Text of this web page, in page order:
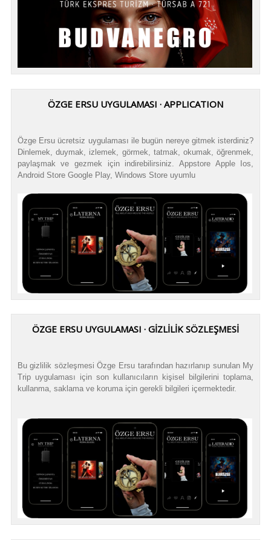
ÖZGE ERSU UYGULAMASI · APPLICATION
Özge Ersu ücretsiz uygulaması ile bugün nereye gitmek isterdiniz?
Dinlemek, duymak, izlemek, görmek, tatmak, okumak, öğrenmek,
paylaşmak ve gezmek için indirebilirsiniz. Appstore Apple Ios,
Android Store Google Play, Windows Store uyumlu
ÖZGE ERSU UYGULAMASI · GİZLİLİK SÖZLEŞMESİ
Bu gizlilik sözleşmesi Özge Ersu tarafından hazırlanıp sunulan My
Trip uygulaması için son kullanıcıların kişisel bilgilerini toplama,
kullanma, saklama ve koruma için gerekli bilgileri içermektedir.